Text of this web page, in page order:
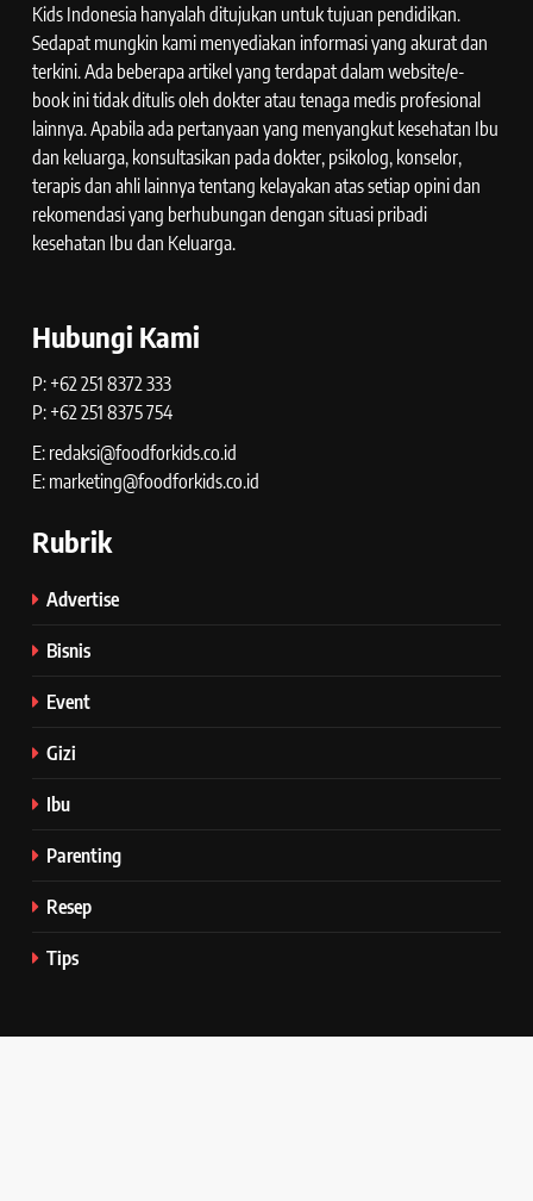
Kids Indonesia hanyalah ditujukan untuk tujuan pendidikan.
Sedapat mungkin kami menyediakan informasi yang akurat dan
terkini. Ada beberapa artikel yang terdapat dalam website/e-
book ini tidak ditulis oleh dokter atau tenaga medis profesional
lainnya. Apabila ada pertanyaan yang menyangkut kesehatan Ibu
dan keluarga, konsultasikan pada dokter, psikolog, konselor,
terapis dan ahli lainnya tentang kelayakan atas setiap opini dan
rekomendasi yang berhubungan dengan situasi pribadi
kesehatan Ibu dan Keluarga.
Hubungi Kami
P: +62 251 8372 333
P: +62 251 8375 754
E: redaksi@foodforkids.co.id
E: marketing@foodforkids.co.id
Rubrik
Advertise
Bisnis
Event
Gizi
Ibu
Parenting
Resep
Tips